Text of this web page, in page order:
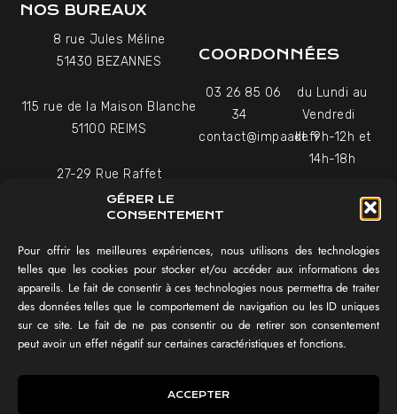
GÉRER LE
CONSENTEMENT
Pour offrir les meilleures expériences, nous utilisons des technologies
telles que les cookies pour stocker et/ou accéder aux informations des
appareils. Le fait de consentir à ces technologies nous permettra de traiter
des données telles que le comportement de navigation ou les ID uniques
sur ce site. Le fait de ne pas consentir ou de retirer son consentement
peut avoir un effet négatif sur certaines caractéristiques et fonctions.
ACCEPTER
NOS BUREAUX
8 rue Jules Méline
51430 BEZANNES
115 rue de la Maison Blanche
51100 REIMS
27-29 Rue Raffet
75016 PARIS
COORDONNÉES
03 26 85 06
34
contact@impaakt.fr
du Lundi au
Vendredi
de 9h-12h et
14h-18h
vous
NAVIGATION
Témoignages vidéo
Équipe
Réalisations
IMPAAKT GROUP®
Lexique du digital